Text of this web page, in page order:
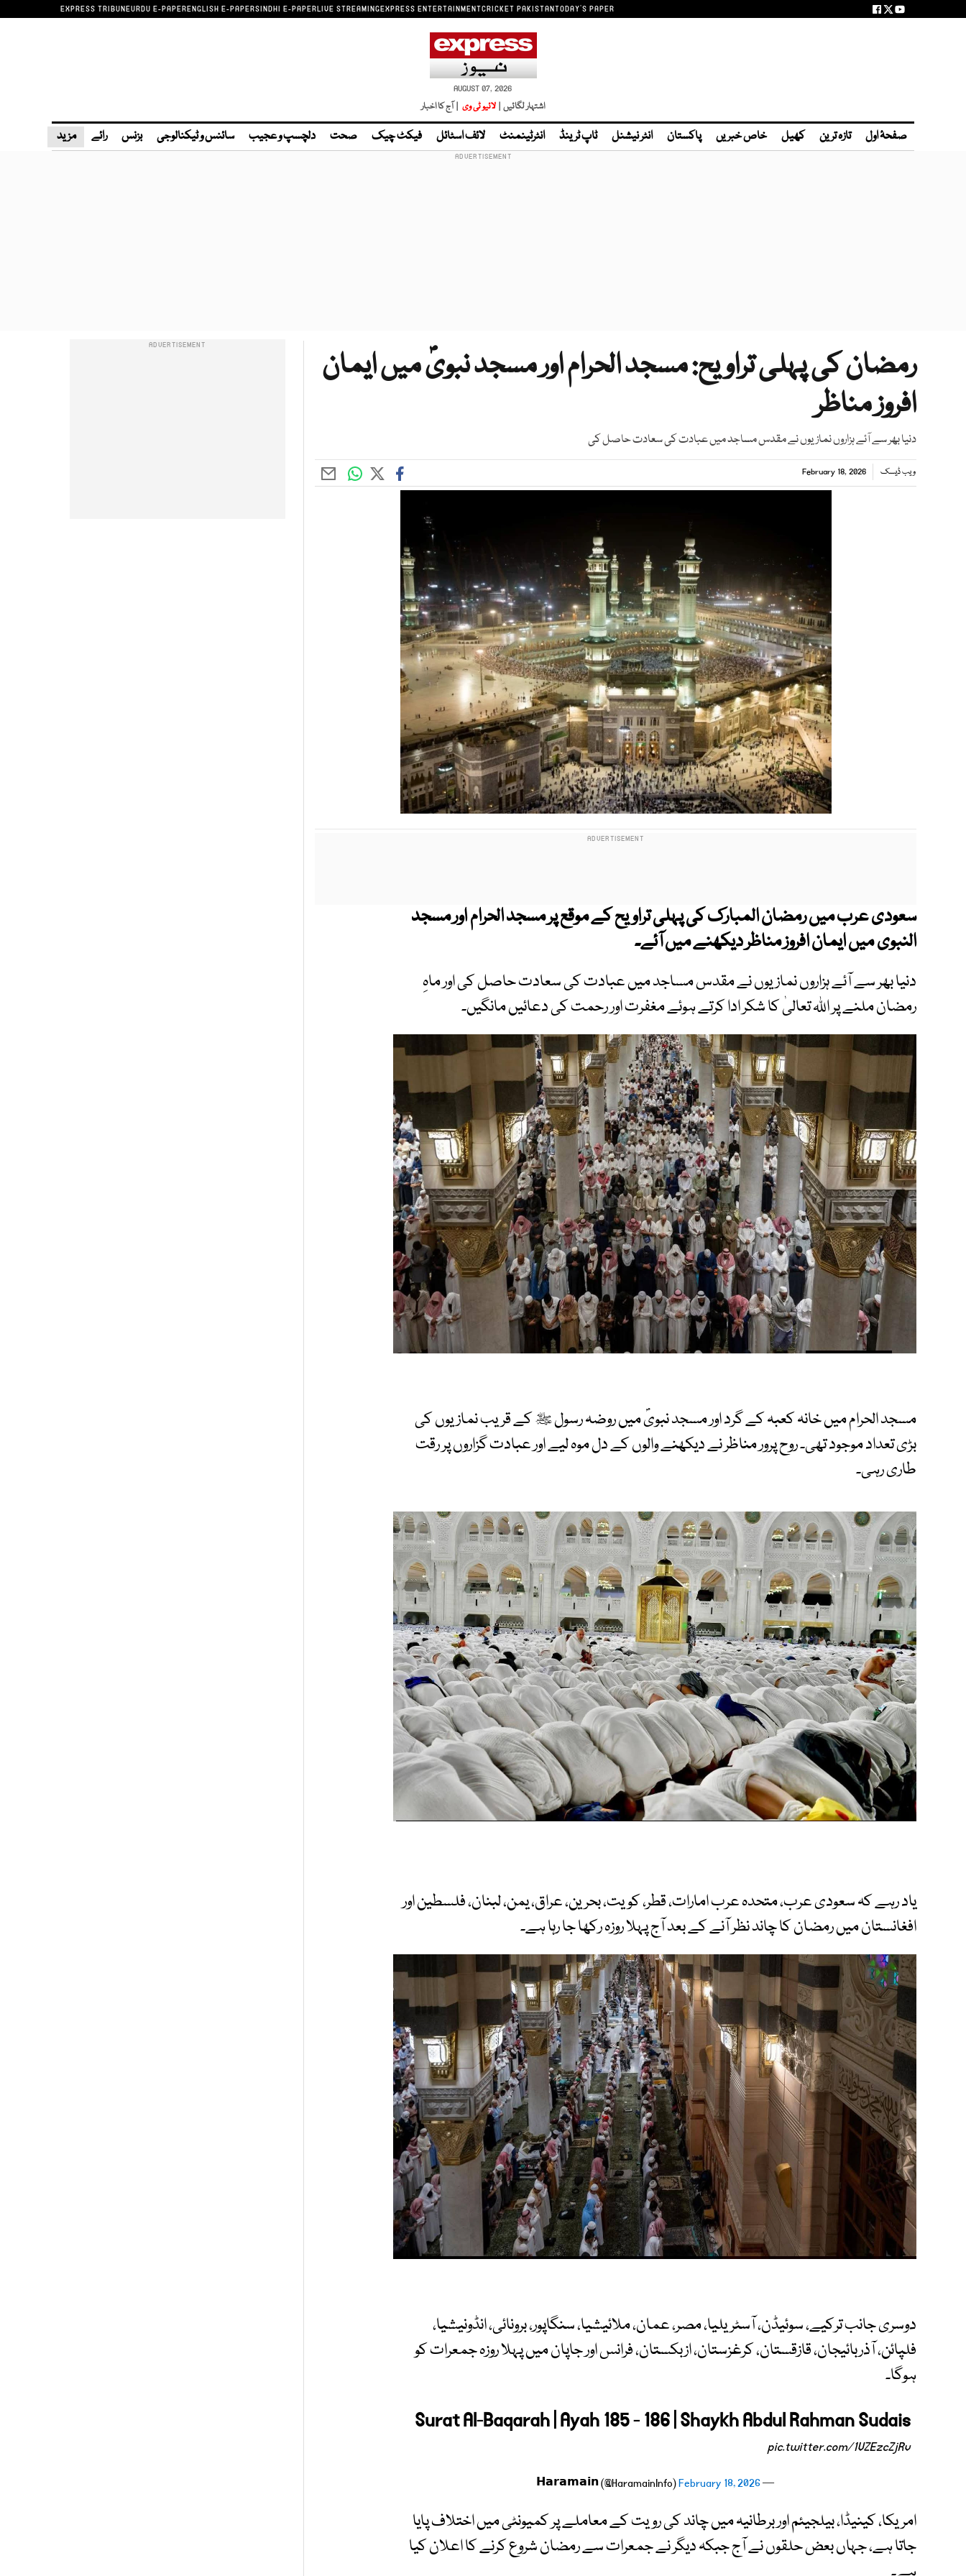
EXPRESS TRIBUNEURDU E-PAPERENGLISH E-PAPERSINDHI E-PAPERLIVE STREAMINGEXPRESS ENTERTAINMENTCRICKET PAKISTANTODAY'S PAPER
AUGUST 07, 2026
اشتہار لگائیں | لائیو ٹی وی | آج کا اخبار
صفحۂ اول تازہ ترین کھیل خاص خبریں پاکستان انٹر نیشنل ٹاپ ٹرینڈ انٹرٹینمنٹ لائف اسٹائل فیکٹ چیک صحت دلچسپ و عجیب سائنس و ٹیکنالوجی بزنس رائے مزید
رمضان کی پہلی تراویح: مسجد الحرام اور مسجد نبویؐ میں ایمان
افروز مناظر
دنیا بھر سے آئے ہزاروں نمازیوں نے مقدس مساجد میں عبادت کی سعادت حاصل کی
ویب ڈیسک February 18, 2026
سعودی عرب میں رمضان المبارک کی پہلی تراویح کے موقع پر مسجد الحرام اور مسجد
النبوی میں ایمان افروز مناظر دیکھنے میں آئے۔
دنیا بھر سے آئے ہزاروں نمازیوں نے مقدس مساجد میں عبادت کی سعادت حاصل کی اور ماہِ
رمضان ملنے پر اللہ تعالیٰ کا شکر ادا کرتے ہوئے مغفرت اور رحمت کی دعائیں مانگیں۔
مسجد الحرام میں خانہ کعبہ کے گرد اور مسجد نبویؐ میں روضہ رسول ﷺ کے قریب نمازیوں کی
بڑی تعداد موجود تھی۔ روح پرور مناظر نے دیکھنے والوں کے دل موہ لیے اور عبادت گزاروں پر رقت
طاری رہی۔
یاد رہے کہ سعودی عرب، متحدہ عرب امارات، قطر، کویت، بحرین، عراق، یمن، لبنان، فلسطین اور
افغانستان میں رمضان کا چاند نظر آنے کے بعد آج پہلا روزہ رکھا جا رہا ہے۔
دوسری جانب ترکیے، سوئیڈن، آسٹریلیا، مصر، عمان، ملائیشیا، سنگاپور، برونائی، انڈونیشیا،
فلپائن، آذربائیجان، قازقستان، کرغزستان، ازبکستان، فرانس اور جاپان میں پہلا روزہ جمعرات کو
ہوگا۔
Surat Al-Baqarah | Ayah 185 - 186 | Shaykh Abdul Rahman Sudais
pic.twitter.com/1VZEzcZjRv
— 𝗛𝗮𝗿𝗮𝗺𝗮𝗶𝗻 (@HaramainInfo)
February 18, 2026
امریکا، کینیڈا، بیلجیئم اور برطانیہ میں چاند کی رویت کے معاملے پر کمیونٹی میں اختلاف پایا
جاتا ہے، جہاں بعض حلقوں نے آج جبکہ دیگر نے جمعرات سے رمضان شروع کرنے کا اعلان کیا